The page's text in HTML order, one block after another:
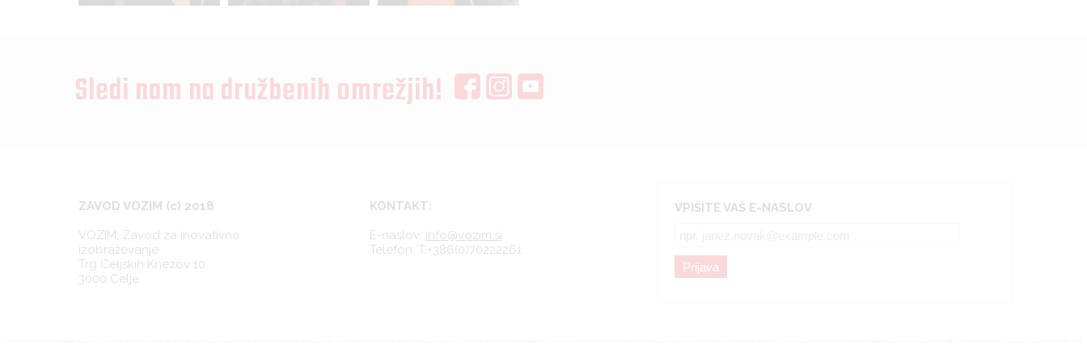
Sledi nam na družbenih omrežjih!
ZAVOD VOZIM (c) 2018
VOZIM, Zavod za inovativno
izobraževanje
Trg Celjskih Knezov 10
3000 Celje
KONTAKT:
E-naslov: info@vozim.si
Telefon: T:+386(0)70222261
VPIŠITE VAŠ E-NASLOV
Prijava